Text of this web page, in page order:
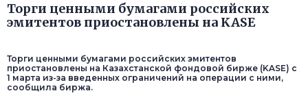
Торги ценными бумагами российских
эмитентов приостановлены на KASE
Торги ценными бумагами российских эмитентов
приостановлены на Казахстанской фондовой бирже (KASE) с
1 марта из-за введенных ограничений на операции с ними,
сообщила биржа.